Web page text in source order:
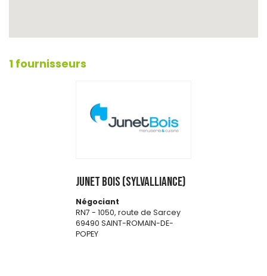
1 fournisseurs
JUNET BOIS (SYLVALLIANCE)
Négociant
RN7 - 1050, route de Sarcey
69490 SAINT-ROMAIN-DE-
POPEY